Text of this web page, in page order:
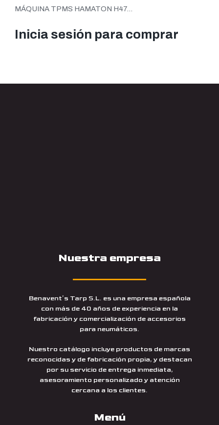
MÁQUINA TPMS HAMATON H47...
Inicia sesión para comprar
Nuestra empresa
Benavent’s Tarp S.L. es una empresa española
con más de 40 años de experiencia en la
fabricación y comercialización de accesorios
para neumáticos.
Nuestro catálogo incluye productos de marcas
reconocidas y de fabricación propia, y destacan
por su servicio de entrega inmediata,
asesoramiento personalizado y atención
cercana a los clientes.
Menú